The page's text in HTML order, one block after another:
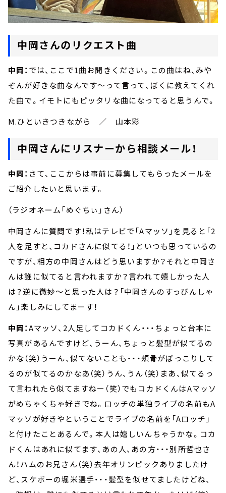
中岡さんのリクエスト曲
中岡： では、ここで1曲お聞きください。この曲はね、みや
ぞんが好きな曲なんです～って言って、ぼくに教えてくれ
た曲で。イモトにもピッタリな曲になってると思うんで。
M.ひといきつきながら ／ 山本彩
中岡さんにリスナーから相談メール！
中岡： さて、ここからは事前に募集してもらったメールを
ご紹介したいと思います。
（ラジオネーム「めぐちぃ」さん）
中岡さんに質問です！私はテレビで「Aマッソ」を見ると「2
人を足すと、コカドさんに似てる！」といつも思っているの
ですが、相方の中岡さんはどう思いますか？それと中岡さ
んは誰に似てると言われますか？言われて嬉しかった人
は？逆に微妙～と思った人は？「中岡さんのすっぴんしゃ
ん」楽しみにしてまーす！
中岡：Aマッソ、2人足してコカドくん・・・ちょっと台本に
写真があるんですけど、うーん、ちょっと髪型が似てるの
かな（笑）うーん、似てないことも・・・頬骨がぽっこりして
るのが似てるのかなあ（笑）うん、うん（笑）まあ、似てるっ
て言われたら似てますねー（笑）でもコカドくんはAマッソ
がめちゃくちゃ好きでね。ロッチの単独ライブの名前もA
マッソが好きやということでライブの名前を「Aロッチ」
と付けたことあるんで。本人は嬉しいんちゃうかな。コカ
ドくんはあれに似てます、あの人、あの方・・・別所哲也さ
ん！ハムのお兄さん（笑）去年オリンピックありましたけ
ど、スケボーの堀米選手・・・髪型を似せてましたけどね、